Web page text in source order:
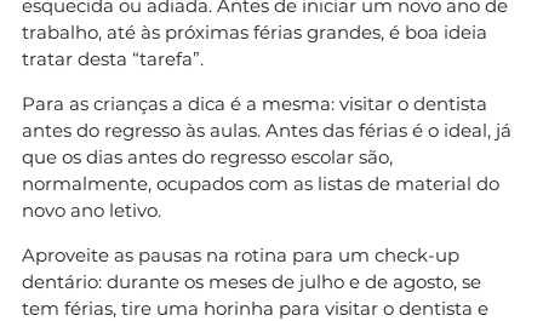
esquecida ou adiada. Antes de iniciar um novo ano de
trabalho, até às próximas férias grandes, é boa ideia
tratar desta “tarefa”.
Para as crianças a dica é a mesma: visitar o dentista
antes do regresso às aulas. Antes das férias é o ideal, já
que os dias antes do regresso escolar são,
normalmente, ocupados com as listas de material do
novo ano letivo.
Aproveite as pausas na rotina para um check-up
dentário: durante os meses de julho e de agosto, se
tem férias, tire uma horinha para visitar o dentista e